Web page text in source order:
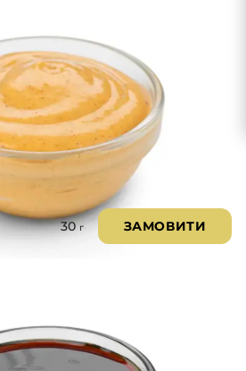
30г ЗАМОВИТИ